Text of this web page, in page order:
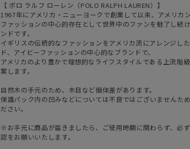
【 ポロ ラルフ ローレン（POLO RALPH LAUREN）】
1967年にアメリカ・ニューヨークで創業して以来、アメリカ
ファッションの中心的存在として世界中のファンを魅了し続
ンドです。
イギリスの伝統的なファッションをアメリカ流にアレンジし
ド、アイビーファッションの中心的なブランドで、
アメリカのより豊かで理想的なライフスタイルである上流階
案します。
自然木の手元のため、木目など個体差があります。
保護パック内の凹みなどについては不良ではございませんた
ださい。
※お手元に商品が届きましたら、ご使用時期に関わらず、必
認をお願いいたします。